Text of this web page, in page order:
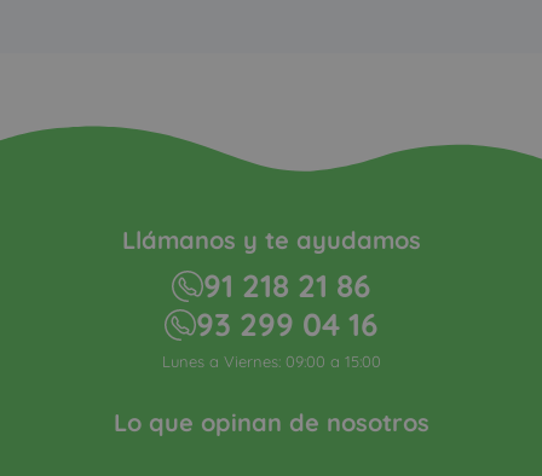
Lo que opinan de nosotros
Llámanos y te ayudamos
91 218 21 86
93 299 04 16
Lunes a Viernes: 09:00 a 15:00